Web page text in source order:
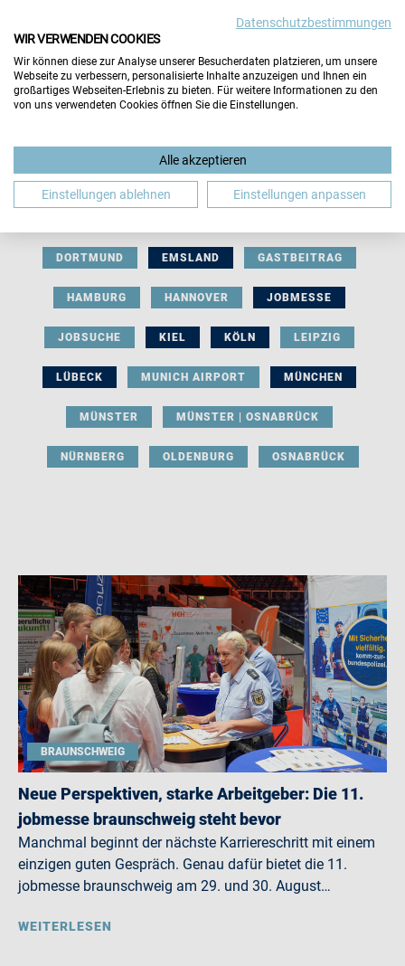
BERUFLICHE ORIENTIERUNG BEWERBUNG
DORTMUND EMSLAND GASTBEITRAG
HAMBURG HANNOVER JOBMESSE
JOBSUCHE KIEL KÖLN LEIPZIG
LÜBECK MUNICH AIRPORT MÜNCHEN
MÜNSTER MÜNSTER | OSNABRÜCK
NÜRNBERG OLDENBURG OSNABRÜCK
BRAUNSCHWEIG
Neue Perspektiven, starke Arbeitgeber: Die 11.
jobmesse braunschweig steht bevor
Manchmal beginnt der nächste Karriereschritt mit einem
einzigen guten Gespräch. Genau dafür bietet die 11.
jobmesse braunschweig am 29. und 30. August…
WEITERLESEN
Datenschutzbestimmungen
WIR VERWENDEN COOKIES
Wir können diese zur Analyse unserer Besucherdaten platzieren, um unsere
Webseite zu verbessern, personalisierte Inhalte anzuzeigen und Ihnen ein
großartiges Webseiten-Erlebnis zu bieten. Für weitere Informationen zu den
von uns verwendeten Cookies öffnen Sie die Einstellungen.
Alle akzeptieren
Einstellungen ablehnen Einstellungen anpassen